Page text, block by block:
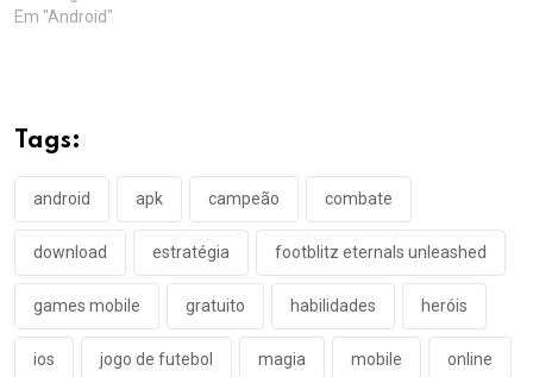
Em "Android"
Tags:
android apk campeão combate
download estratégia footblitz eternals unleashed
games mobile gratuito habilidades heróis
ios jogo de futebol magia mobile online